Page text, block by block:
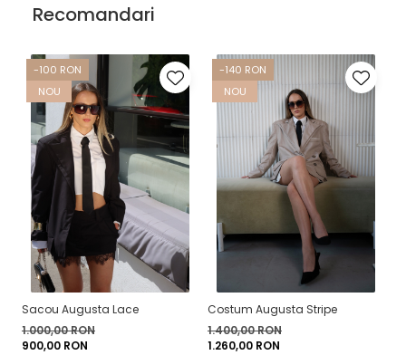
Recomandari
-100 RON
NOU
Sacou Augusta Lace
1.000,00 RON
900,00 RON
-140 RON
NOU
Costum Augusta Stripe
1.400,00 RON
1.260,00 RON